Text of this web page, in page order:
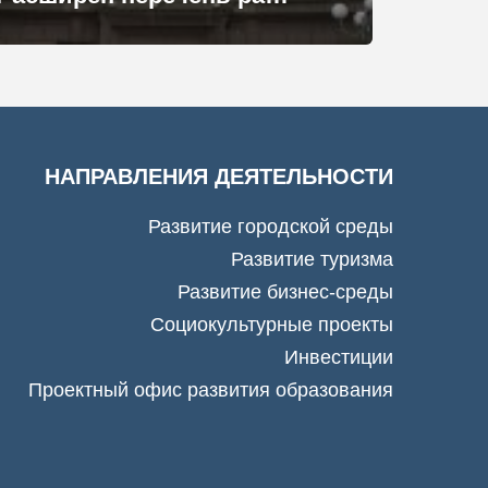
НАПРАВЛЕНИЯ ДЕЯТЕЛЬНОСТИ
Развитие городской среды
Развитие туризма
Развитие бизнес-среды
Социокультурные проекты
Инвестиции
Проектный офис развития образования